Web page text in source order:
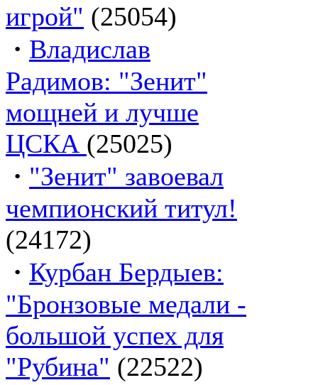
игрой" (25054)
· Владислав
Радимов: "Зенит"
мощней и лучше
ЦСКА (25025)
· "Зенит" завоевал
чемпионский титул!
(24172)
· Курбан Бердыев:
"Бронзовые медали -
большой успех для
"Рубина" (22522)